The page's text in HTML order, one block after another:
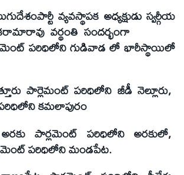
వ్యవస్థాపక అధ్యక్షుడు స్వర్గీయ
వర్థంతి సందర్భంగా
పరిధిలోని గుడివాడ లో భారీస్థాయిలో
పార్లెమంట్‌ పరిధిలోని జీడీ నెల్లూరు,
కమలాపురం
పార్లమెంట్‌ పరిధిలోని అరకులో,
పరిధిలోని మండపేట.